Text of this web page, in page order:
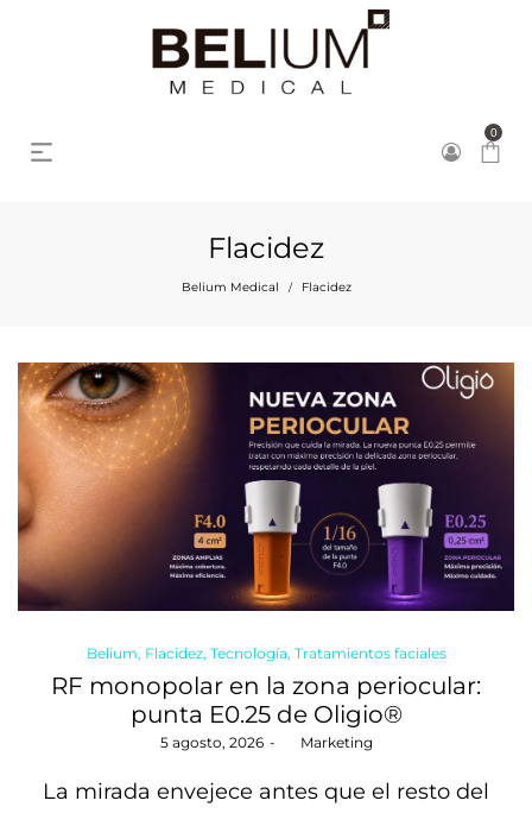
0
Flacidez
Belium Medical / Flacidez
Posted
Belium Flacidez Tecnología Tratamientos faciales
RF monopolar en la zona periocular:
punta E0.25 de Oligio®
Posted
5 agosto, 2026 Marketing
La mirada envejece antes que el resto del